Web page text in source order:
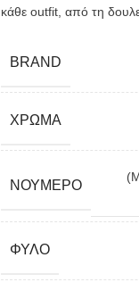
κάθε outfit, από τη
BRAND
ΧΡΏΜΑ
ΝΟΎΜΕΡΟ
ΦΎΛΟ